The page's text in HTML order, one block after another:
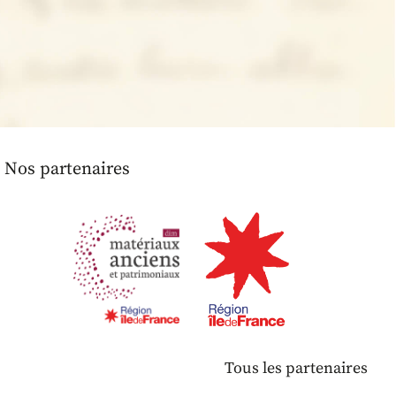
Nos partenaires
Tous les partenaires